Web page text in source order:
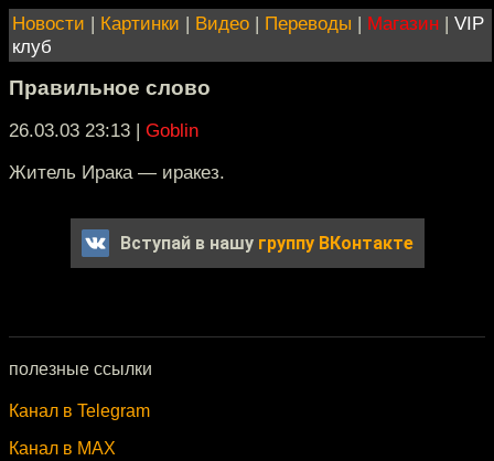
Новости | Картинки | Видео | Переводы | Магазин | VIP
клуб
Правильное слово
26.03.03 23:13 | Goblin
Житель Ирака — иракез.
Вступай в нашу группу ВКонтакте
полезные ссылки
Канал в Telegram
Канал в MAX